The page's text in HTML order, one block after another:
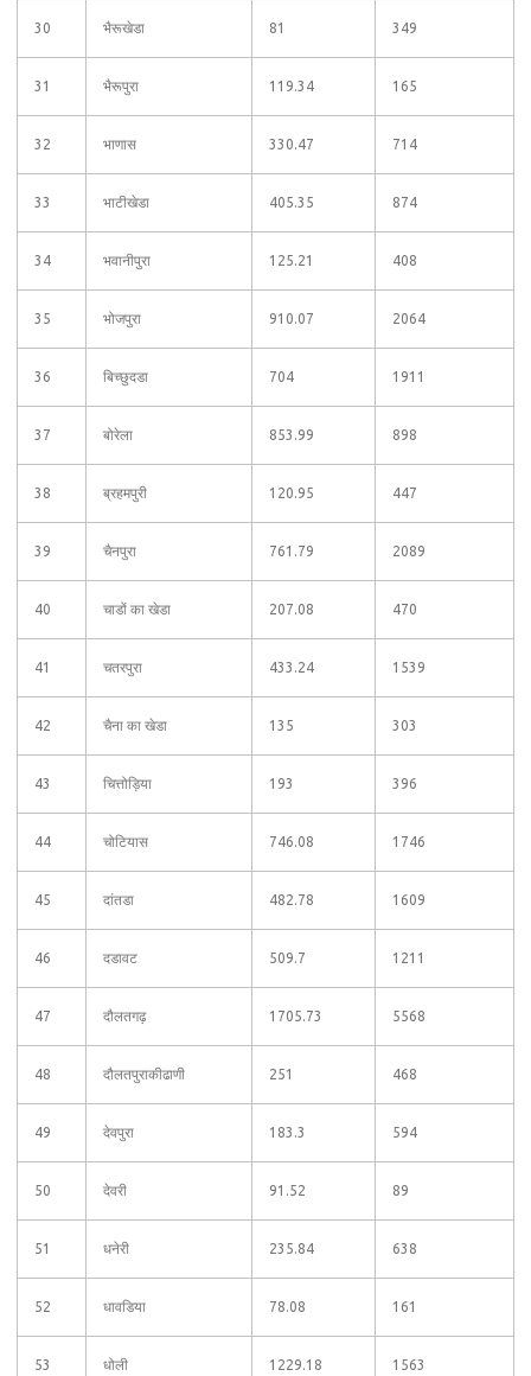
30 भैरूखेडा 81 349
31 भैरूपुरा 119.34 165
32 भाणास 330.47 714
33 भाटीखेडा 405.35 874
34 भवानीपुरा 125.21 408
35 भोजपुरा 910.07 2064
36 बिच्छुदडा 704 1911
37 बोरेला 853.99 898
38 ब्रहमपुरी 120.95 447
39 चैनपुरा 761.79 2089
40 चाडों का खेडा 207.08 470
41 चतरपुरा 433.24 1539
42 चैना का खेडा 135 303
43 चित्तोड़िया 193 396
44 चोटियास 746.08 1746
45 दांतडा 482.78 1609
46 दडावट 509.7 1211
47 दौलतगढ़ 1705.73 5568
48 दौलतपुराकीढाणी 251 468
49 देवपुरा 183.3 594
50 देवरी 91.52 89
51 धनेरी 235.84 638
52 धावडिया 78.08 161
53 धोली 1229.18 1563